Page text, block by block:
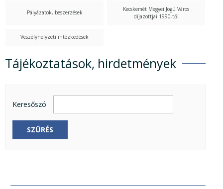
Pályázatok, beszerzések
Kecskemét Megyei Jogú Város
díjazottjai 1990-től
Veszélyhelyzeti intézkedések
Tájékoztatások, hirdetmények
Tájékoztatások, hirdetmények
Keresőszó
SZŰRÉS